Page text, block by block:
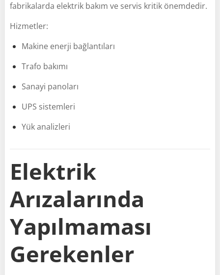
fabrikalarda elektrik bakım ve servis kritik önemdedir.
Hizmetler:
Makine enerji bağlantıları
Trafo bakımı
Sanayi panoları
UPS sistemleri
Yük analizleri
Elektrik
Arızalarında
Yapılmaması
Gerekenler